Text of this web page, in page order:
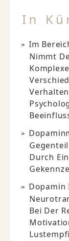
In
Im
Nimmt
Durch
Dopamin
Bei Der